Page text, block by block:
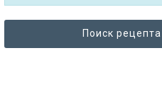
Рецепты без выпечки
Рецепты без грибов